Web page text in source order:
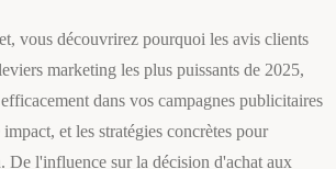
vous découvrirez pourquoi les avis clients
marketing les plus puissants de 2025,
dans vos campagnes publicitaires
et les stratégies concrètes pour
De l'influence sur la décision d'achat aux